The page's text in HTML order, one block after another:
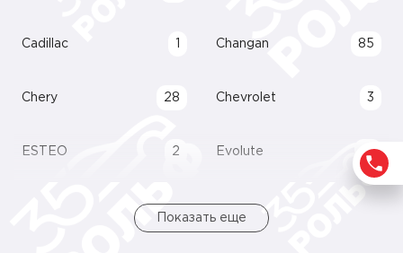
Cadillac Changan 85
Chery 28 Chevrolet 3
ESTEO 2 Evolute 21
Показать еще